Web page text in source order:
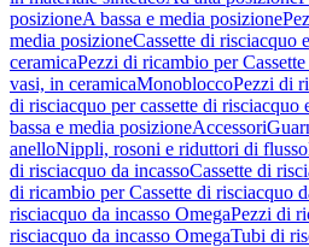
posizioneA bassa e media posizione
media posizioneCassette di risciacquo
ceramicaPezzi di ricambio per
vasi, in ceramicaMonobloccoPezzi di
di risciacquo per cassette di risciacquo
bassa e media posizioneAccessori
anelloNippli, rosoni e riduttori di flusso
di risciacquo da incassoCassette di
di ricambio per Cassette di risciacquo
risciacquo da incasso OmegaPezzi di
risciacquo da incasso OmegaTubi di